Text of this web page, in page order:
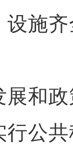
设施
和政
行公